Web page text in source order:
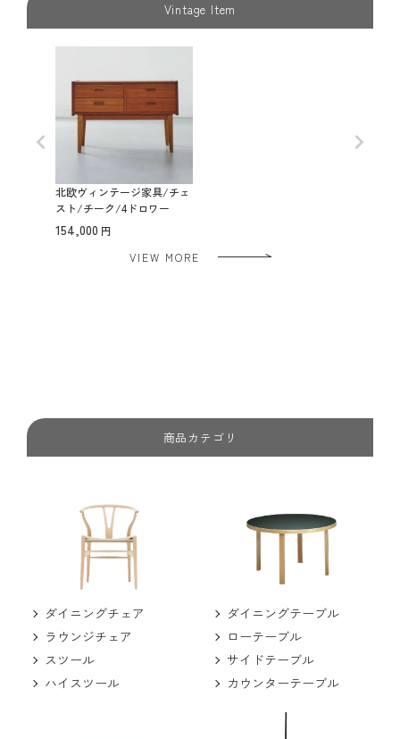
Vintage Item
北欧ヴィンテージ家具/チェ
スト/チーク/4ドロワー
154,000
VIEW MORE
商品カテゴリ
ダイニングチェア
ラウンジチェア
スツール
ハイスツール
ダイニングテーブル
ローテーブル
サイドテーブル
カウンターテーブル